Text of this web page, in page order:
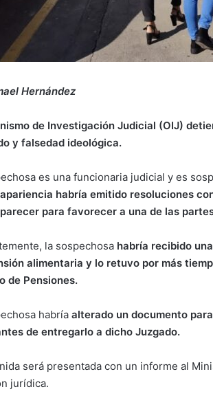
Hernández
de Investigación Judicial (OIJ)
y falsedad ideológica.
es una funcionaria judicial y es
habría emitido resoluciones
para favorecer a una de las
la sospechosa habría recibido
alimentaria y lo retuvo por más
de Pensiones.
habría alterado un documento
de entregarlo a dicho Juzgado.
será presentada con un informe al
jurídica.